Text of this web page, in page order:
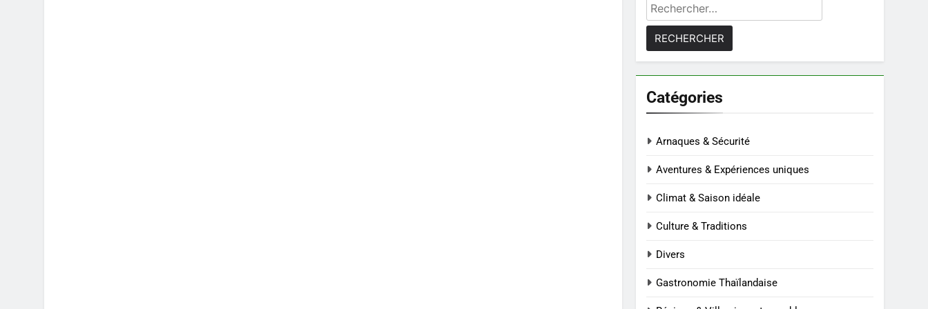
Rechercher :
Catégories
Arnaques & Sécurité
Aventures & Expériences uniques
Climat & Saison idéale
Culture & Traditions
Divers
Gastronomie Thaïlandaise